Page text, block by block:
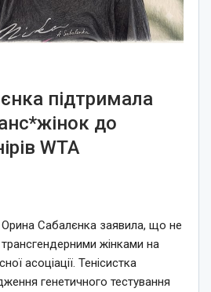
підтримала
до
WTA
Орина Сабалєнка заявила, що не
жінками на
асоціації. Тенісистка
генетичного тестування